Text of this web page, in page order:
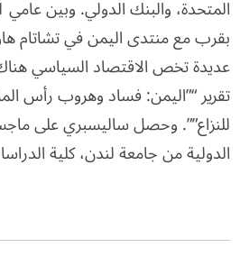
بقرب مع منتدى اليمن في تشاتام
عديدة تخص الاقتصاد السياسي
تقرير “”اليمن: فساد وهروب رأس
للنزاع””. وحصل ساليسبري على
الدولية من جامعة لندن، كلية